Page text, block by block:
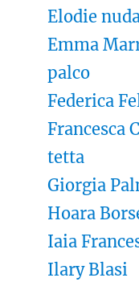
Elodie
Emma
palco
Federica
Francesca
tetta
Giorgia
Hoara
Iaia
Ilary Blasi